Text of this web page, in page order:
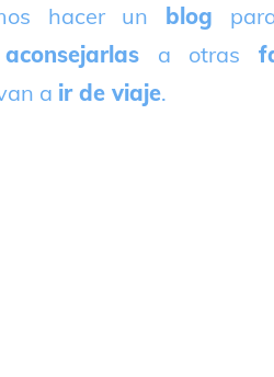
hacer un blog
aconsejarlas a otras
a ir de viaje.